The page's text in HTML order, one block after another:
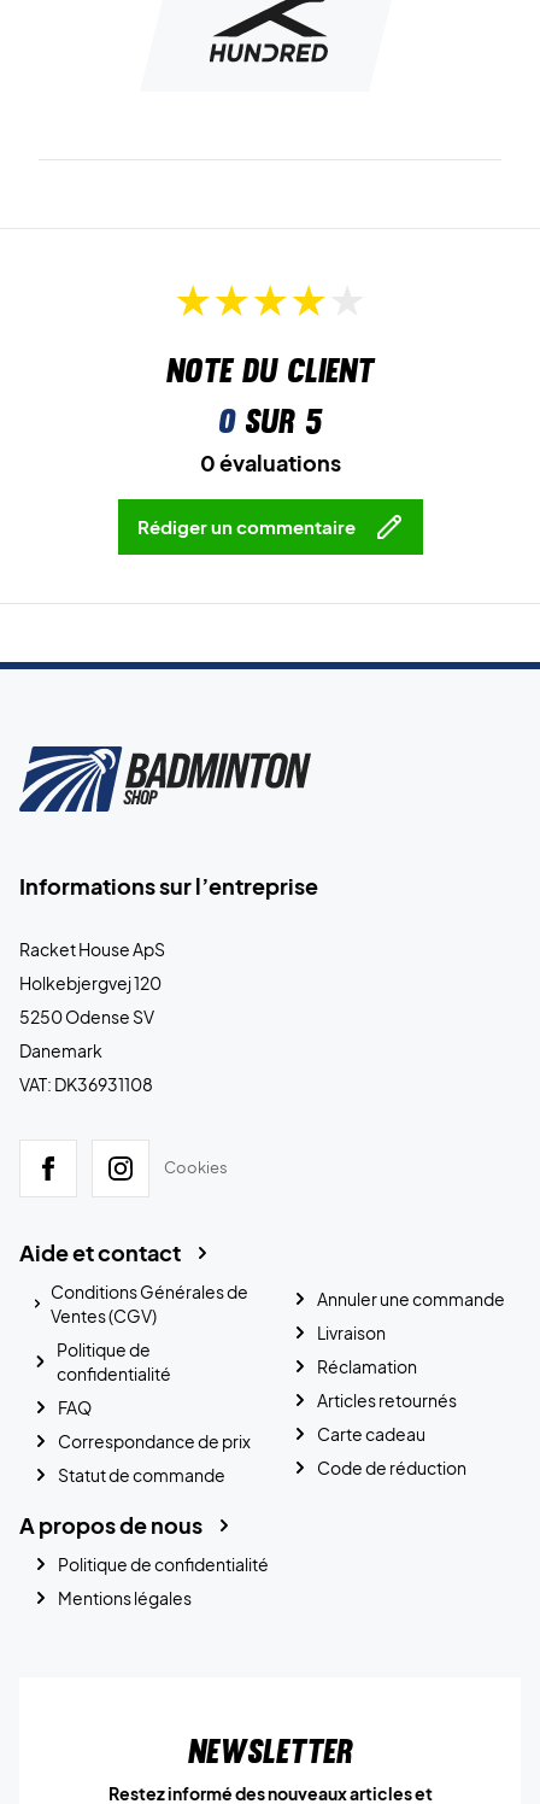
Note du client
0sur 5
0 évaluations
Rédiger un commentaire
Informations sur l’entreprise
Racket House ApS
Holkebjergvej 120
5250 Odense SV
Danemark
VAT: DK36931108
Cookies
Aide et contact
Conditions Générales de
Ventes (CGV)
Politique de
confidentialité
FAQ
Correspondance de prix
Statut de commande
Annuler une commande
Livraison
Réclamation
Articles retournés
Carte cadeau
Code de réduction
A propos de nous
Politique de confidentialité
Mentions légales
Newsletter
Restez informé des nouveaux articles et